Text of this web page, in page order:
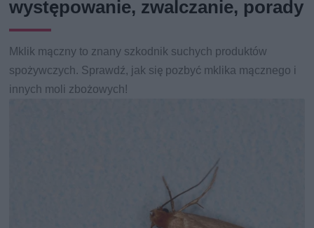
występowanie, zwalczanie, porady
Mklik mączny to znany szkodnik suchych produktów
spożywczych. Sprawdź, jak się pozbyć mklika mącznego i
innych moli zbożowych!